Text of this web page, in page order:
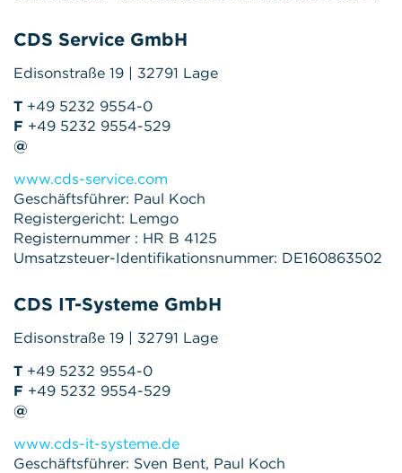
CDS Service GmbH
Edisonstraße 19 | 32791 Lage
T +49 5232 9554-0
F +49 5232 9554-529
@
www.cds-service.com
Geschäftsführer: Paul Koch
Registergericht: Lemgo
Registernummer : HR B 4125
Umsatzsteuer-Identifikationsnummer: DE160863502
CDS IT-Systeme GmbH
Edisonstraße 19 | 32791 Lage
T +49 5232 9554-0
F +49 5232 9554-529
@
www.cds-it-systeme.de
Geschäftsführer: Sven Bent, Paul Koch